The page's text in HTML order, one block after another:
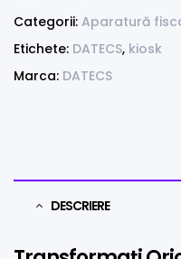
Categorii: Aparatură
Etichete: DATECS, kiosk
Marca: DATECS
DESCRIERE